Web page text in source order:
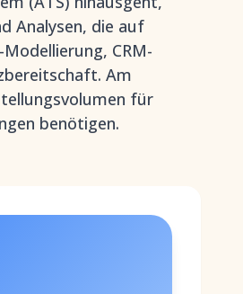
Analysen, die auf
CRM-
Am
für
benötigen.